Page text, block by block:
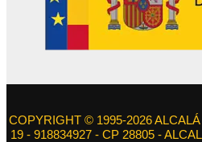
COPYRIGHT © 1995-2026
19 - 918834927 - CP 28805 -